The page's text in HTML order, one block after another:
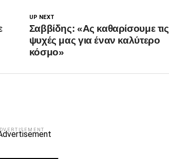
UP NEXT
Σαββίδης: «Ας καθαρίσουμε τις
ψυχές μας για έναν καλύτερο
κόσμο»